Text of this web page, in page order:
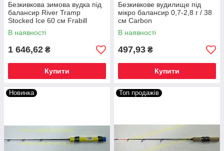
Безкивкова зимова вудка під
балансир River Tramp
Stocked Ice 60 см Frabill
Carbon
В наявності
1 646,62 ₴
Купити
Безкивкове вудилище під
мікро балансир 0,7-2,8 г / 38
см Carbon
В наявності
497,93 ₴
Купити
Новинка Топ продажів